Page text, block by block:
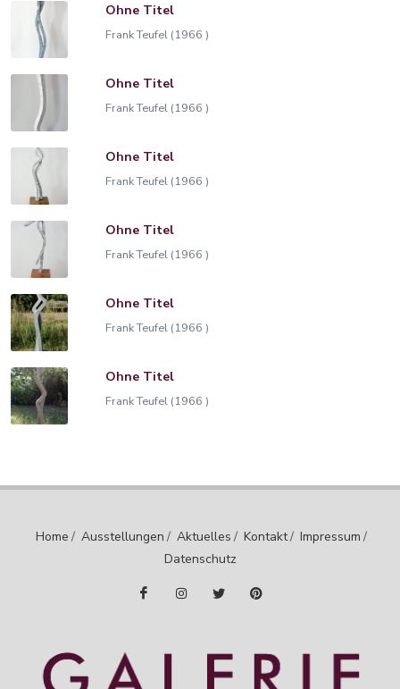
Ohne Titel
Frank Teufel (1966 )
Ohne Titel
Frank Teufel (1966 )
Ohne Titel
Frank Teufel (1966 )
Ohne Titel
Frank Teufel (1966 )
Ohne Titel
Frank Teufel (1966 )
Ohne Titel
Frank Teufel (1966 )
Home / Ausstellungen / Aktuelles / Kontakt/ Impressum /
Datenschutz